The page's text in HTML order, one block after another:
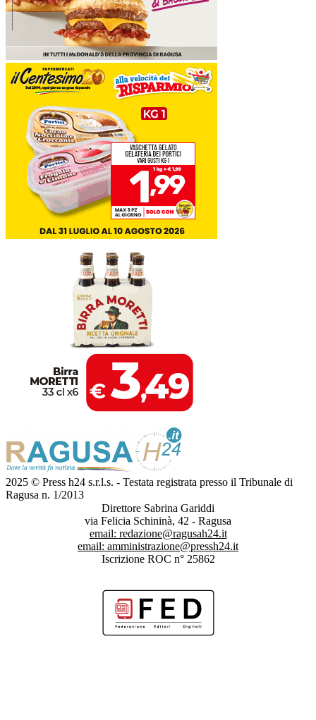
2025 © Press h24 s.r.l.s. - Testata registrata presso il Tribunale di
Ragusa n. 1/2013
Direttore Sabrina Gariddi
via Felicia Schininà, 42 - Ragusa
email: redazione@ragusah24.it
email: amministrazione@pressh24.it
Iscrizione ROC n° 25862